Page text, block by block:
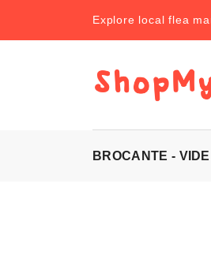
Explore local flea
BROCANTE -